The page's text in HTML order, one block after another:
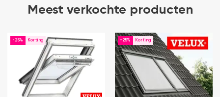
Meest verkochte producten
-25% -25%